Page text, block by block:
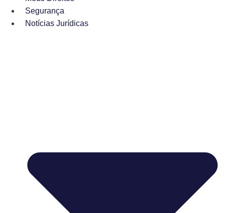
Segurança
Notícias Jurídicas